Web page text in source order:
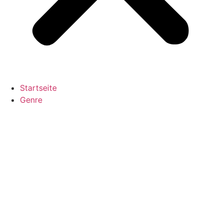
Startseite
Genre